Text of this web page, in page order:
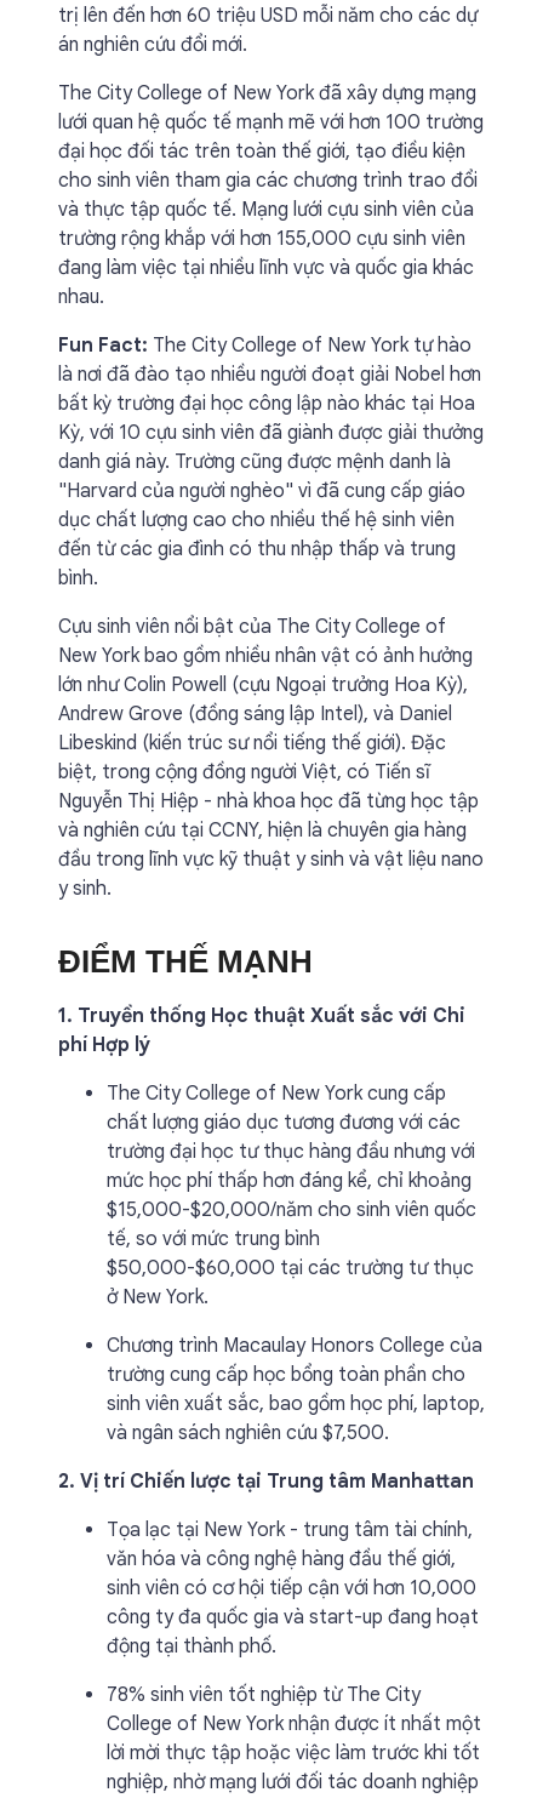
trị lên đến hơn 60 triệu USD mỗi năm cho các dự
án nghiên cứu đổi mới.
The City College of New York đã xây dựng mạng
lưới quan hệ quốc tế mạnh mẽ với hơn 100 trường
đại học đối tác trên toàn thế giới, tạo điều kiện
cho sinh viên tham gia các chương trình trao đổi
và thực tập quốc tế. Mạng lưới cựu sinh viên của
trường rộng khắp với hơn 155,000 cựu sinh viên
đang làm việc tại nhiều lĩnh vực và quốc gia khác
nhau.
Fun Fact: The City College of New York tự hào
là nơi đã đào tạo nhiều người đoạt giải Nobel hơn
bất kỳ trường đại học công lập nào khác tại Hoa
Kỳ, với 10 cựu sinh viên đã giành được giải thưởng
danh giá này. Trường cũng được mệnh danh là
"Harvard của người nghèo" vì đã cung cấp giáo
dục chất lượng cao cho nhiều thế hệ sinh viên
đến từ các gia đình có thu nhập thấp và trung
bình.
Cựu sinh viên nổi bật của The City College of
New York bao gồm nhiều nhân vật có ảnh hưởng
lớn như Colin Powell (cựu Ngoại trưởng Hoa Kỳ),
Andrew Grove (đồng sáng lập Intel), và Daniel
Libeskind (kiến trúc sư nổi tiếng thế giới). Đặc
biệt, trong cộng đồng người Việt, có Tiến sĩ
Nguyễn Thị Hiệp - nhà khoa học đã từng học tập
và nghiên cứu tại CCNY, hiện là chuyên gia hàng
đầu trong lĩnh vực kỹ thuật y sinh và vật liệu nano
y sinh.
ĐIỂM THẾ MẠNH
1. Truyền thống Học thuật Xuất sắc với Chi
phí Hợp lý
The City College of New York cung cấp
chất lượng giáo dục tương đương với các
trường đại học tư thục hàng đầu nhưng với
mức học phí thấp hơn đáng kể, chỉ khoảng
$15,000-$20,000/năm cho sinh viên quốc
tế, so với mức trung bình
$50,000-$60,000 tại các trường tư thục
ở New York.
Chương trình Macaulay Honors College của
trường cung cấp học bổng toàn phần cho
sinh viên xuất sắc, bao gồm học phí, laptop,
và ngân sách nghiên cứu $7,500.
2. Vị trí Chiến lược tại Trung tâm Manhattan
Tọa lạc tại New York - trung tâm tài chính,
văn hóa và công nghệ hàng đầu thế giới,
sinh viên có cơ hội tiếp cận với hơn 10,000
công ty đa quốc gia và start-up đang hoạt
động tại thành phố.
78% sinh viên tốt nghiệp từ The City
College of New York nhận được ít nhất một
lời mời thực tập hoặc việc làm trước khi tốt
nghiệp, nhờ mạng lưới đối tác doanh nghiệp